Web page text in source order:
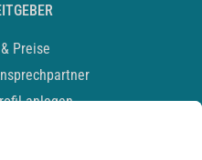
Preise
anlegen